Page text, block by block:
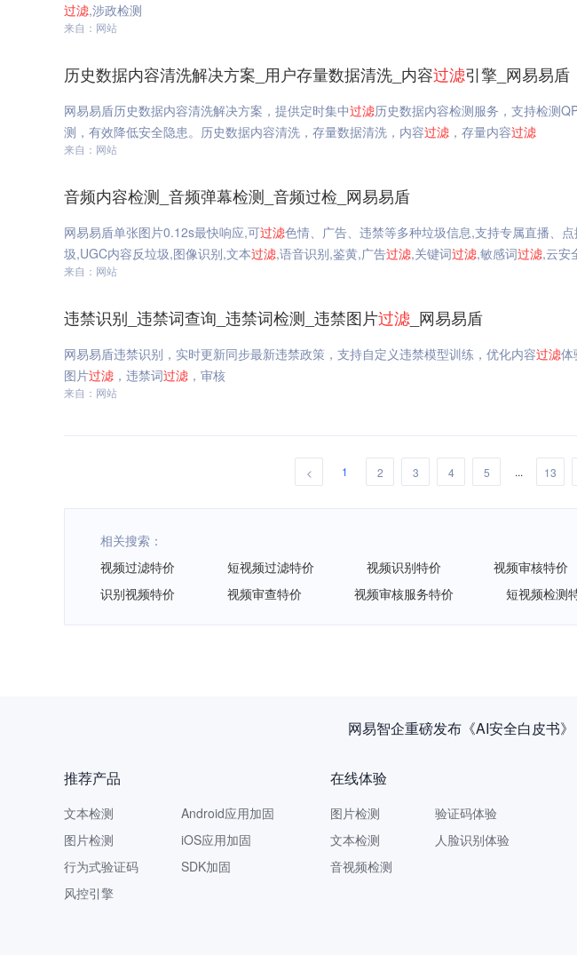
过滤,涉政检测
来自：网站
历史数据内容清洗解决方案_用户存量数据清洗_内容过滤引擎_网易易盾
网易易盾历史数据内容清洗解决方案，提供定时集中过滤历史数据内容检测服务，支持检测
测，有效降低安全隐患。历史数据内容清洗，存量数据清洗，内容过滤 ，存量内容过滤
来自：网站
音频内容检测_音频弹幕检测_音频过检_网易易盾
网易易盾单张图片0.12s最快响应,可过滤色情、广告、违禁等多种垃圾信息,支持专属直播、
圾,UGC内容反垃圾,图像识别,文本过滤,语音识别,鉴黄,广告过滤,关键词过滤,敏感词过滤,云安
来自：网站
违禁识别_违禁词查询_违禁词检测_违禁图片过滤 _网易易盾
网易易盾违禁识别，实时更新同步最新违禁政策，支持自定义违禁模型训练，优化内容过滤体
图片过滤 ，违禁词过滤 ，审核
来自：网站
< 1 2 3 4 5 ... 13
相关搜索：
视频过滤特价
短视频过滤特价 视频识别特价 视频审核特价
识别视频特价
视频审查特价 视频审核服务特价 短视频检测
网易智企重磅发布《AI安全白皮书
推荐产品
文本检测
图片检测
行为式验证码
风控引擎
Android应用加固
iOS应用加固
SDK加固
在线体验
图片检测
文本检测
音视频检测
验证码体验
人脸识别体验